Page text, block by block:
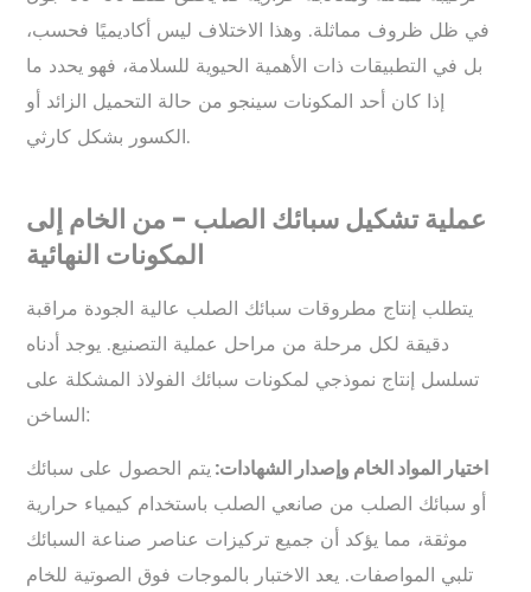
في ظل ظروف مماثلة. وهذا الاختلاف ليس أكاديميًا فحسب،
بل في التطبيقات ذات الأهمية الحيوية للسلامة، فهو يحدد ما
إذا كان أحد المكونات سينجو من حالة التحميل الزائد أو
الكسور بشكل كارثي.
عملية تشكيل سبائك الصلب - من الخام إلى
المكونات النهائية
يتطلب إنتاج مطروقات سبائك الصلب عالية الجودة مراقبة
دقيقة لكل مرحلة من مراحل عملية التصنيع. يوجد أدناه
تسلسل إنتاج نموذجي لمكونات سبائك الفولاذ المشكلة على
الساخن:
اختيار المواد الخام وإصدار الشهادات:يتم الحصول على سبائك
أو سبائك الصلب من صانعي الصلب باستخدام كيمياء حرارية
موثقة، مما يؤكد أن جميع تركيزات عناصر صناعة السبائك
تلبي المواصفات. يعد الاختبار بالموجات فوق الصوتية للخام